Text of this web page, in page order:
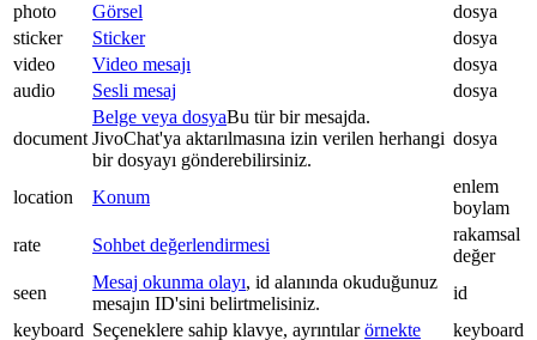
photo
Görsel
dosya
sticker
Sticker
dosya
video
Video mesajı
dosya
audio
Sesli mesaj dosya
document
Belge veya dosyaBu tür bir mesajda.
JivoChat'ya aktarılmasına izin verilen herhangi
bir dosyayı gönderebilirsiniz.
dosya
location Konum
enlem
boylam
rate
Sohbet değerlendirmesi
rakamsal
değer
seen
Mesaj okunma olayı, id alanında okuduğunuz
mesajın ID'sini belirtmelisiniz.
id
keyboard Seçeneklere sahip klavye, ayrıntılarörnekte keyboard